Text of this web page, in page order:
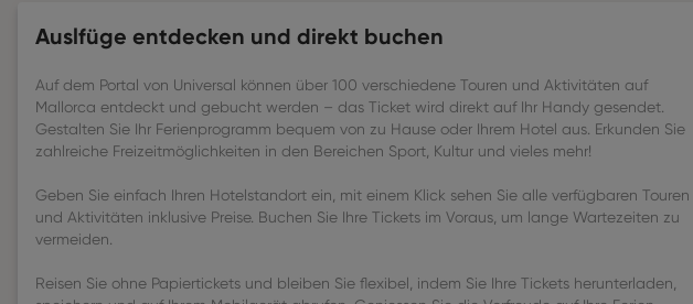
Auslfüge entdecken und direkt buchen
Auf dem Portal von Universal können über 100 verschiedene Touren und Aktivitäten auf
Mallorca entdeckt und gebucht werden – das Ticket wird direkt auf Ihr Handy gesendet.
Gestalten Sie Ihr Ferienprogramm bequem von zu Hause oder Ihrem Hotel aus. Erkunden Sie
zahlreiche Freizeitmöglichkeiten in den Bereichen Sport, Kultur und vieles mehr!
Geben Sie einfach Ihren Hotelstandort ein, mit einem Klick sehen Sie alle verfügbaren Touren
und Aktivitäten inklusive Preise. Buchen Sie Ihre Tickets im Voraus, um lange Wartezeiten zu
vermeiden.
Reisen Sie ohne Papiertickets und bleiben Sie flexibel, indem Sie Ihre Tickets herunterladen,